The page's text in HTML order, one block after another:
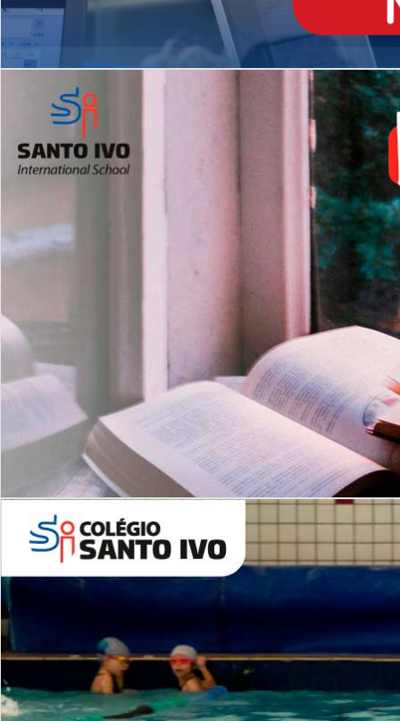
Matrículas Abertas 2026
Leituras Literárias
2º AO 5º ANO FUNDAMENTAL
es
Com imersão Bilingue - Anos
Finais
6º AO 9º ANO FUNDAMENTAL
Inglês: Turmas Reduzidas
(Proficiência)
ALUNOS NOVOS
Entre em Contato